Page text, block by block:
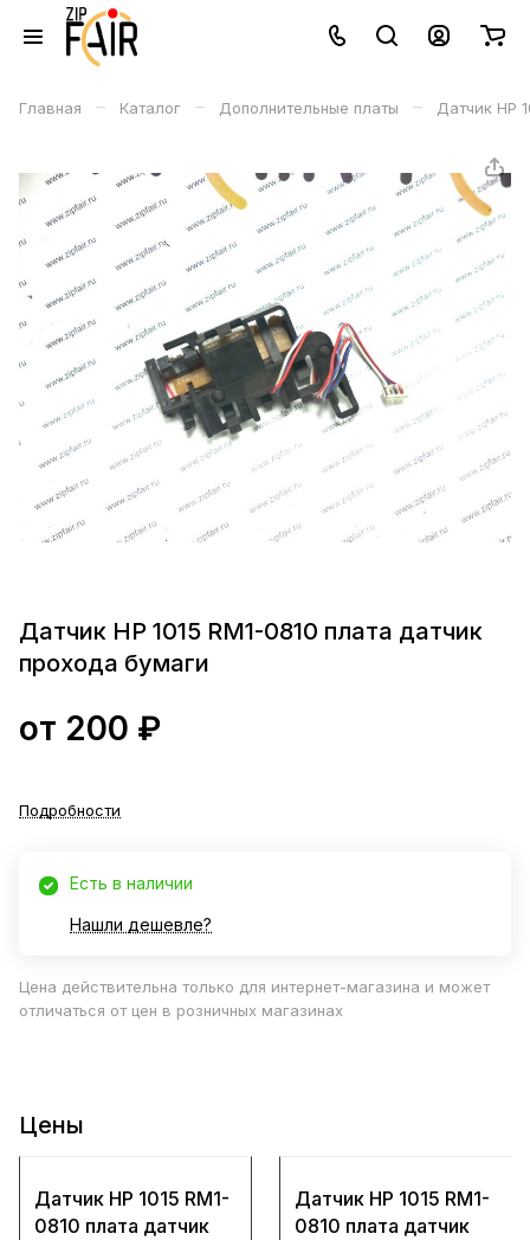
Главная – Каталог – Дополнительные платы – Датчик HP
Датчик HP 1015 RM1-0810 плата датчик
прохода бумаги
от 200 ₽
Подробности
Есть в наличии
Нашли дешевле?
Цена действительна только для интернет-магазина и может
отличаться от цен в розничных магазинах
Цены
Датчик HP 1015 RM1-
0810 плата датчик
Датчик HP 1015 RM1-
0810 плата датчик